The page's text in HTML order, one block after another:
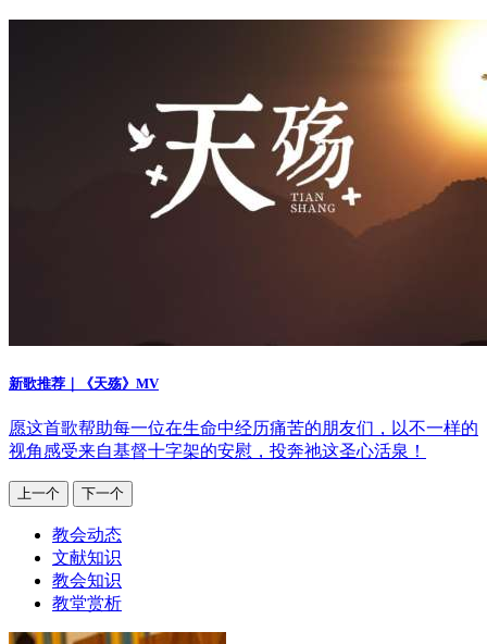
新歌推荐｜《天殇》MV
愿这首歌帮助每一位在生命中经历痛苦的朋友们，以不一样的
视角感受来自基督十字架的安慰，投奔祂这圣心活泉！
上一个 下一个
教会动态
文献知识
教会知识
教堂赏析